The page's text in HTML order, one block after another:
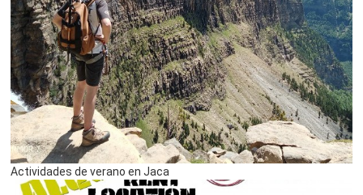
Actividades de verano en Jaca